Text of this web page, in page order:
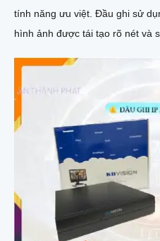
tính năng ưu việt. Đầu ghi sử dụng công nghệ SMD Plus, giúp
hình ảnh được tái tạo rõ nét và